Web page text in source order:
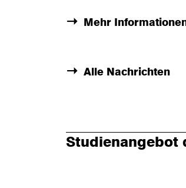
Mehr
Alle Nachrichten
Studienangebot